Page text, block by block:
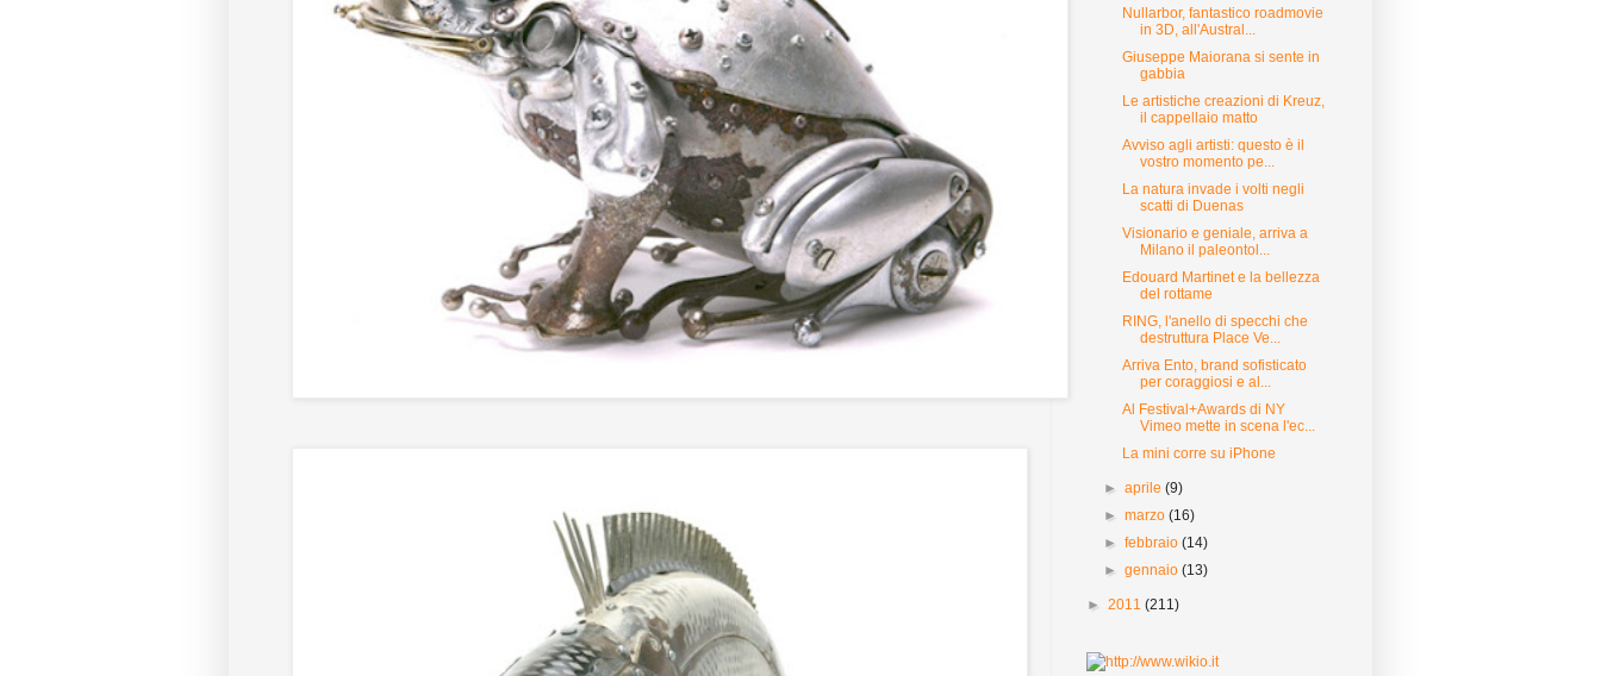
Nullarbor, fantastico roadmovie
in 3D, all'Austral...
Giuseppe Maiorana si sente in
gabbia
Le artistiche creazioni di Kreuz,
il cappellaio matto
Avviso agli artisti: questo è il
vostro momento pe...
La natura invade i volti negli
scatti di Duenas
Visionario e geniale, arriva a
Milano il paleontol...
Edouard Martinet e la bellezza
del rottame
RING, l'anello di specchi che
destruttura Place Ve...
Arriva Ento, brand sofisticato
per coraggiosi e al...
Al Festival+Awards di NY
Vimeo mette in scena l'ec...
La mini corre su iPhone
►aprile(9)
►marzo(16)
►febbraio(14)
►gennaio(13)
► 2011 (211)